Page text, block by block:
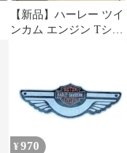
【新品】ハーレー ツイ
ンカム エンジン Tシャ
¥ 970